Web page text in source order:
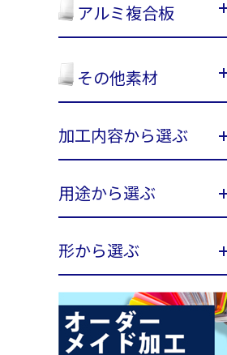
アルミ複合板
その他素材
加工内容から選ぶ
用途から選ぶ
形から選ぶ